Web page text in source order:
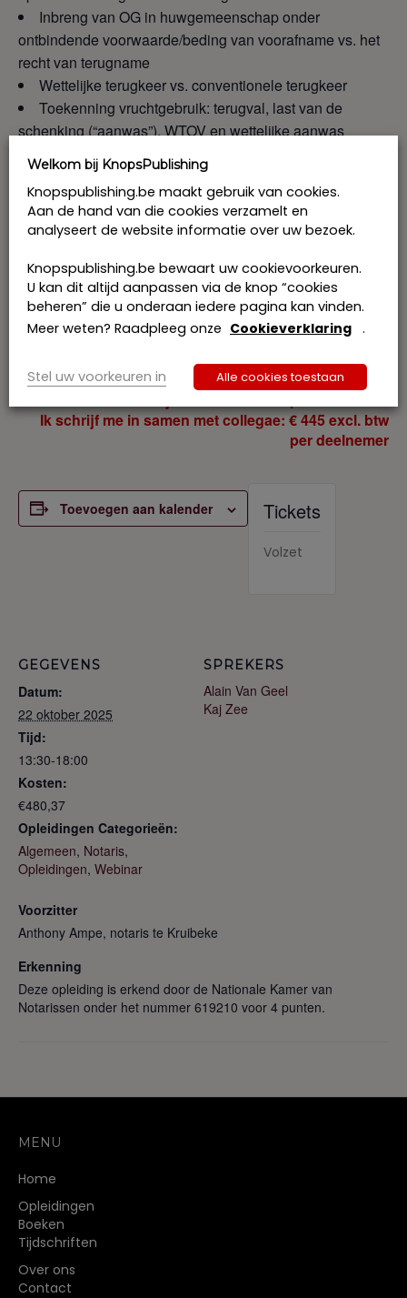
Inbreng van OG in huwgemeenschap onder
ontbindende voorwaarde/beding van voorafname vs. het
recht van terugname
Wettelijke terugkeer vs. conventionele terugkeer
Toekenning vruchtgebruik: terugval, last van de
schenking (“aanwas”), WTOV en wettelijke aanwas
goederenrecht
Inbreng & inkorting: fiscale benadering en enkele
praktische voorbeelden
Programma
KnopsPublishing is erkend als opleidingsverstrekker voor
het systeem van de KMO-portefeuille. Het
accreditatienummer van KnopsPublishing is
DV.O245662, thema: beroep
specifieke competenties
Ik schrijf me in samen met collegae: € 445 excl. btw
per deelnemer
Toevoegen aan kalender Tickets
Volzet
GEGEVENS
Datum:
22 oktober 2025
Tijd:
13:30-18:00
Kosten:
€480,37
Opleidingen Categorieën:
Algemeen, Notaris,
Opleidingen, Webinar
SPREKERS
Alain Van Geel
Kaj Zee
Voorzitter
Anthony Ampe, notaris te Kruibeke
Erkenning
Deze opleiding is erkend door de Nationale Kamer van
Notarissen onder het nummer 619210 voor 4 punten.
MENU
Home
Opleidingen
Boeken
Tijdschriften
Over ons
Contact
Welkom bij KnopsPublishing
Knopspublishing.be maakt gebruik van cookies.
Aan de hand van die cookies verzamelt en
analyseert de website informatie over uw bezoek.
Knopspublishing.be bewaart uw cookievoorkeuren.
U kan dit altijd aanpassen via de knop “cookies
beheren” die u onderaan iedere pagina kan vinden.
Meer weten? Raadpleeg onze Cookieverklaring .
Stel uw voorkeuren in Alle cookies toestaan